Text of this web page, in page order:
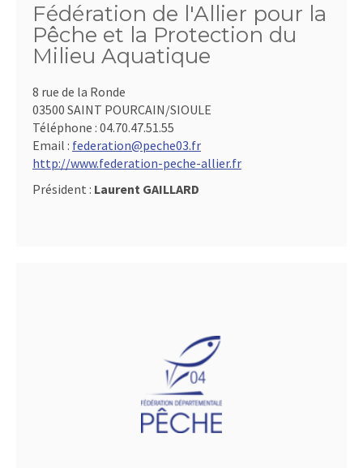
Fédération de l'Allier pour la
Pêche et la Protection du
Milieu Aquatique
8 rue de la Ronde
03500 SAINT POURCAIN/SIOULE
Téléphone : 04.70.47.51.55
Email : federation@peche03.fr
http://www.federation-peche-allier.fr
Président : Laurent GAILLARD